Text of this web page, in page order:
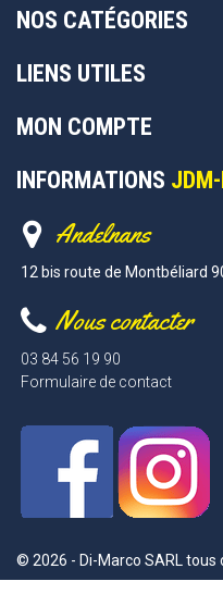
NOS CATÉGORIES
LIENS UTILES
MON COMPTE
INFORMATIONS
Andelnans
12 bis route de Montbéliard
Nous contacter
03 84 56 19 90
Formulaire de contact
© 2026 - Di-Marco SARL tous